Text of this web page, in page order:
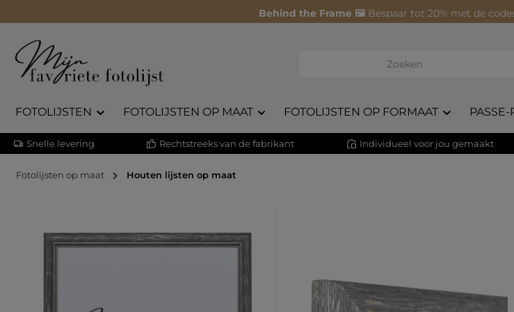
Behind the Frame 🖼️ Bespaar tot 20% met de
FOTOLIJSTEN FOTOLIJSTEN OP MAAT FOTOLIJSTEN OP FORMAAT PASSE-
Snelle levering Rechtstreeks van de fabrikant Individueel voor jou gemaakt
Fotolijsten op maat Houten lijsten op maat